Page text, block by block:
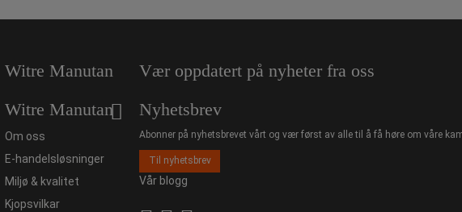
Witre Manutan
Witre Manutan
Om oss
E-handelsløsninger
Miljø & kvalitet
Kjopsvilkar
Vær oppdatert på nyheter fra oss
Nyhetsbrev
Abonner på nyhetsbrevet vårt og vær først av alle til å få høre om våre
Til nyhetsbrev
Vår blogg